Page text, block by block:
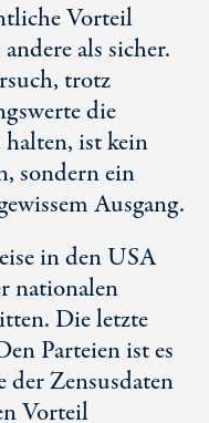
Vorteil
als sicher.
trotz
die
ist kein
sondern ein
Ausgang.
in den USA
nationalen
Die letzte
Parteien ist es
Zensusdaten
Vorteil